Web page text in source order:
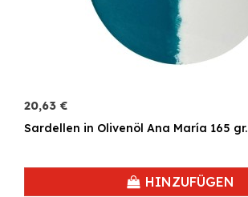
20,63 €
Sardellen in Olivenöl Ana María 165 gr.
HINZUFÜGEN